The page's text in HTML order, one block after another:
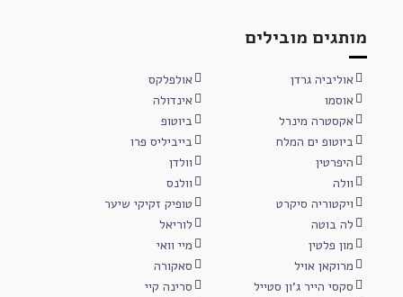
מותגים מובילים
אוליביה גרדן
אולפלקס
אוסמו
אינדולה
אקסטרה מינרל
ביוטופ
ביוטופ ים המלח
בייביליס פרו
היפרטין
וולדן
וולה
וולנס
ויקטוריה סיקרט
טופיק זקיקי שיער
לה בוטה
לוריאל
מון פלטין
מיי וואי
מרוקאן אויל
סאקורה
סקסי הייר ג'ון סטייל
סרינה קיי